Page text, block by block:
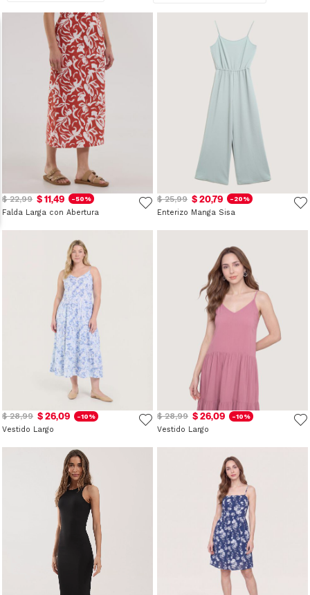
$ 22,99 $ 11,49 -50%
Falda Larga con Abertura
$ 25,99 $ 20,79 -20%
Enterizo Manga Sisa
$ 28,99 $ 26,09 -10%
Vestido Largo
$ 28,99 $ 26,09 -10%
Vestido Largo